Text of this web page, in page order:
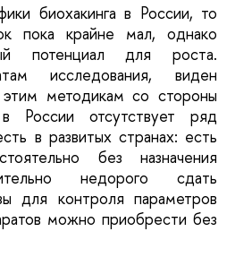
биохакинга в России, то
пока крайне мал, однако
потенциал для роста.
исследования, виден
методикам со стороны
России отсутствует ряд
в развитых странах: есть
без назначения
недорого сдать
для контроля параметров
можно приобрести без